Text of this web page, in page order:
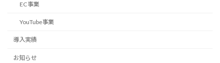
EC事業
YouTube事業
導入実績
お知らせ